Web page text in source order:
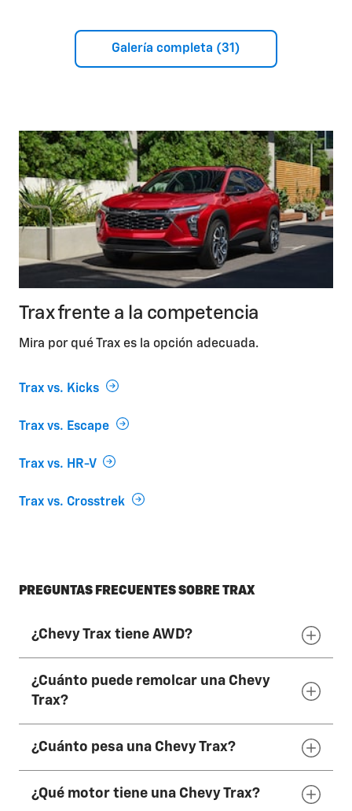
Galería completa (31)
Trax frente a la competencia
Mira por qué Trax es la opción adecuada.
Trax vs. Kicks
Trax vs. Escape
Trax vs. HR-V
Trax vs. Crosstrek
PREGUNTAS FRECUENTES SOBRE TRAX
¿Chevy Trax tiene AWD?
No, Chevy TRAX 2026 solo está disponible con
¿Cuánto puede remolcar una Chevy
Trax?
¿Cuánto pesa una Chevy Trax?
¿Qué motor tiene una Chevy Trax?